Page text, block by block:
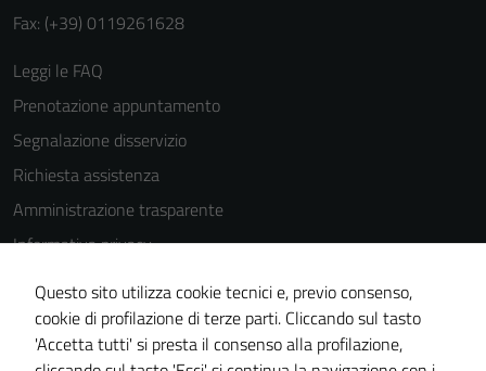
Fax: (+39) 0119261628
Leggi le FAQ
Prenotazione appuntamento
Segnalazione disservizio
Richiesta assistenza
Amministrazione trasparente
Informativa privacy
Cookie Policy
Note legali
Dichiarazione di accessibilità
Questo sito utilizza cookie tecnici e, previo consenso,
cookie di profilazione di terze parti. Cliccando sul tasto
'Accetta tutti' si presta il consenso alla profilazione,